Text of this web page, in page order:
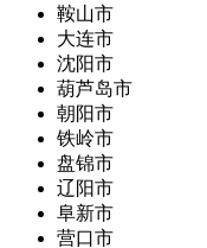
鞍山市
大连市
沈阳市
葫芦岛市
朝阳市
铁岭市
盘锦市
辽阳市
阜新市
营口市